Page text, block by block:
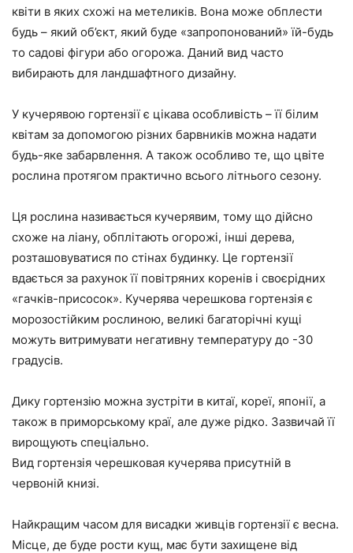
квіти в яких схожі на метеликів. Вона може обплести
будь – який об’єкт, який буде «запропонований» їй-будь
то садові фігури або огорожа. Даний вид часто
вибирають для ландшафтного дизайну.
У кучерявою гортензії є цікава особливість – її білим
квітам за допомогою різних барвників можна надати
будь-яке забарвлення. А також особливо те, що цвіте
рослина протягом практично всього літнього сезону.
Ця рослина називається кучерявим, тому що дійсно
схоже на ліану, обплітають огорожі, інші дерева,
розташовуватися по стінах будинку. Це гортензії
вдається за рахунок її повітряних коренів і своєрідних
«гачків-присосок». Кучерява черешкова гортензія є
морозостійким рослиною, великі багаторічні кущі
можуть витримувати негативну температуру до -30
градусів.
Дику гортензію можна зустріти в китаї, кореї, японії, а
також в приморському краї, але дуже рідко. Зазвичай її
вирощують спеціально.
Вид гортензія черешковая кучерява присутній в
червоній книзі.
Найкращим часом для висадки живців гортензії є весна.
Місце, де буде рости кущ, має бути захищене від